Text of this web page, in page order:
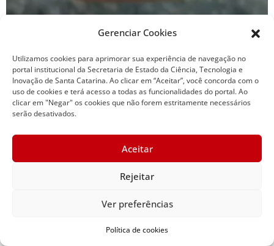
Gerenciar Cookies
Utilizamos cookies para aprimorar sua experiência de navegação no
portal institucional da Secretaria de Estado da Ciência, Tecnologia e
Inovação de Santa Catarina. Ao clicar em “Aceitar”, você concorda com o
uso de cookies e terá acesso a todas as funcionalidades do portal. Ao
clicar em "Negar" os cookies que não forem estritamente necessários
serão desativados.
Aceitar
Rejeitar
Ver preferências
Política de cookies